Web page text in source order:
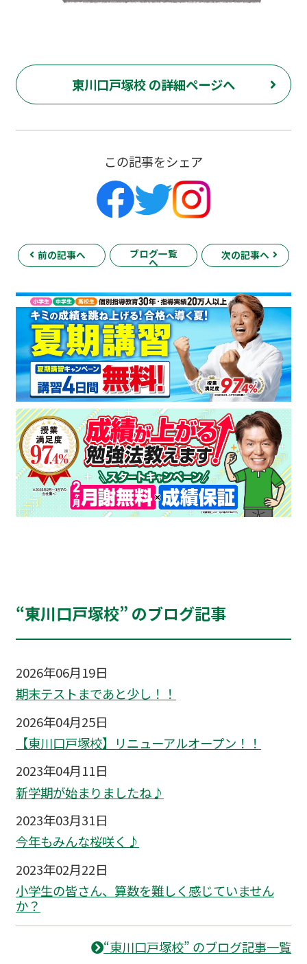
東川口戸塚校 の詳細ページへ
この記事をシェア
前の記事へ ブログ一覧
へ
次の記事へ
“東川口戸塚校” のブログ記事
2026年06月19日
期末テストまであと少し！！
2026年04月25日
【東川口戸塚校】リニューアルオープン！！
2023年04月11日
新学期が始まりましたね♪
2023年03月31日
今年もみんな桜咲く♪
2023年02月22日
小学生の皆さん、算数を難しく感じていません
か？
“東川口戸塚校” のブログ記事一覧